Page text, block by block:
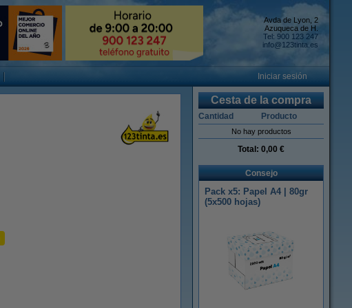
Avda de Lyon, 2
Azuqueca de H.
Tel: 900 123 247
info@123tinta.es
Iniciar sesión
Cesta de la compra
Cantidad Producto
No hay productos
Total: 0,00 €
Consejo
Pack x5: Papel A4 | 80gr
(5x500 hojas)